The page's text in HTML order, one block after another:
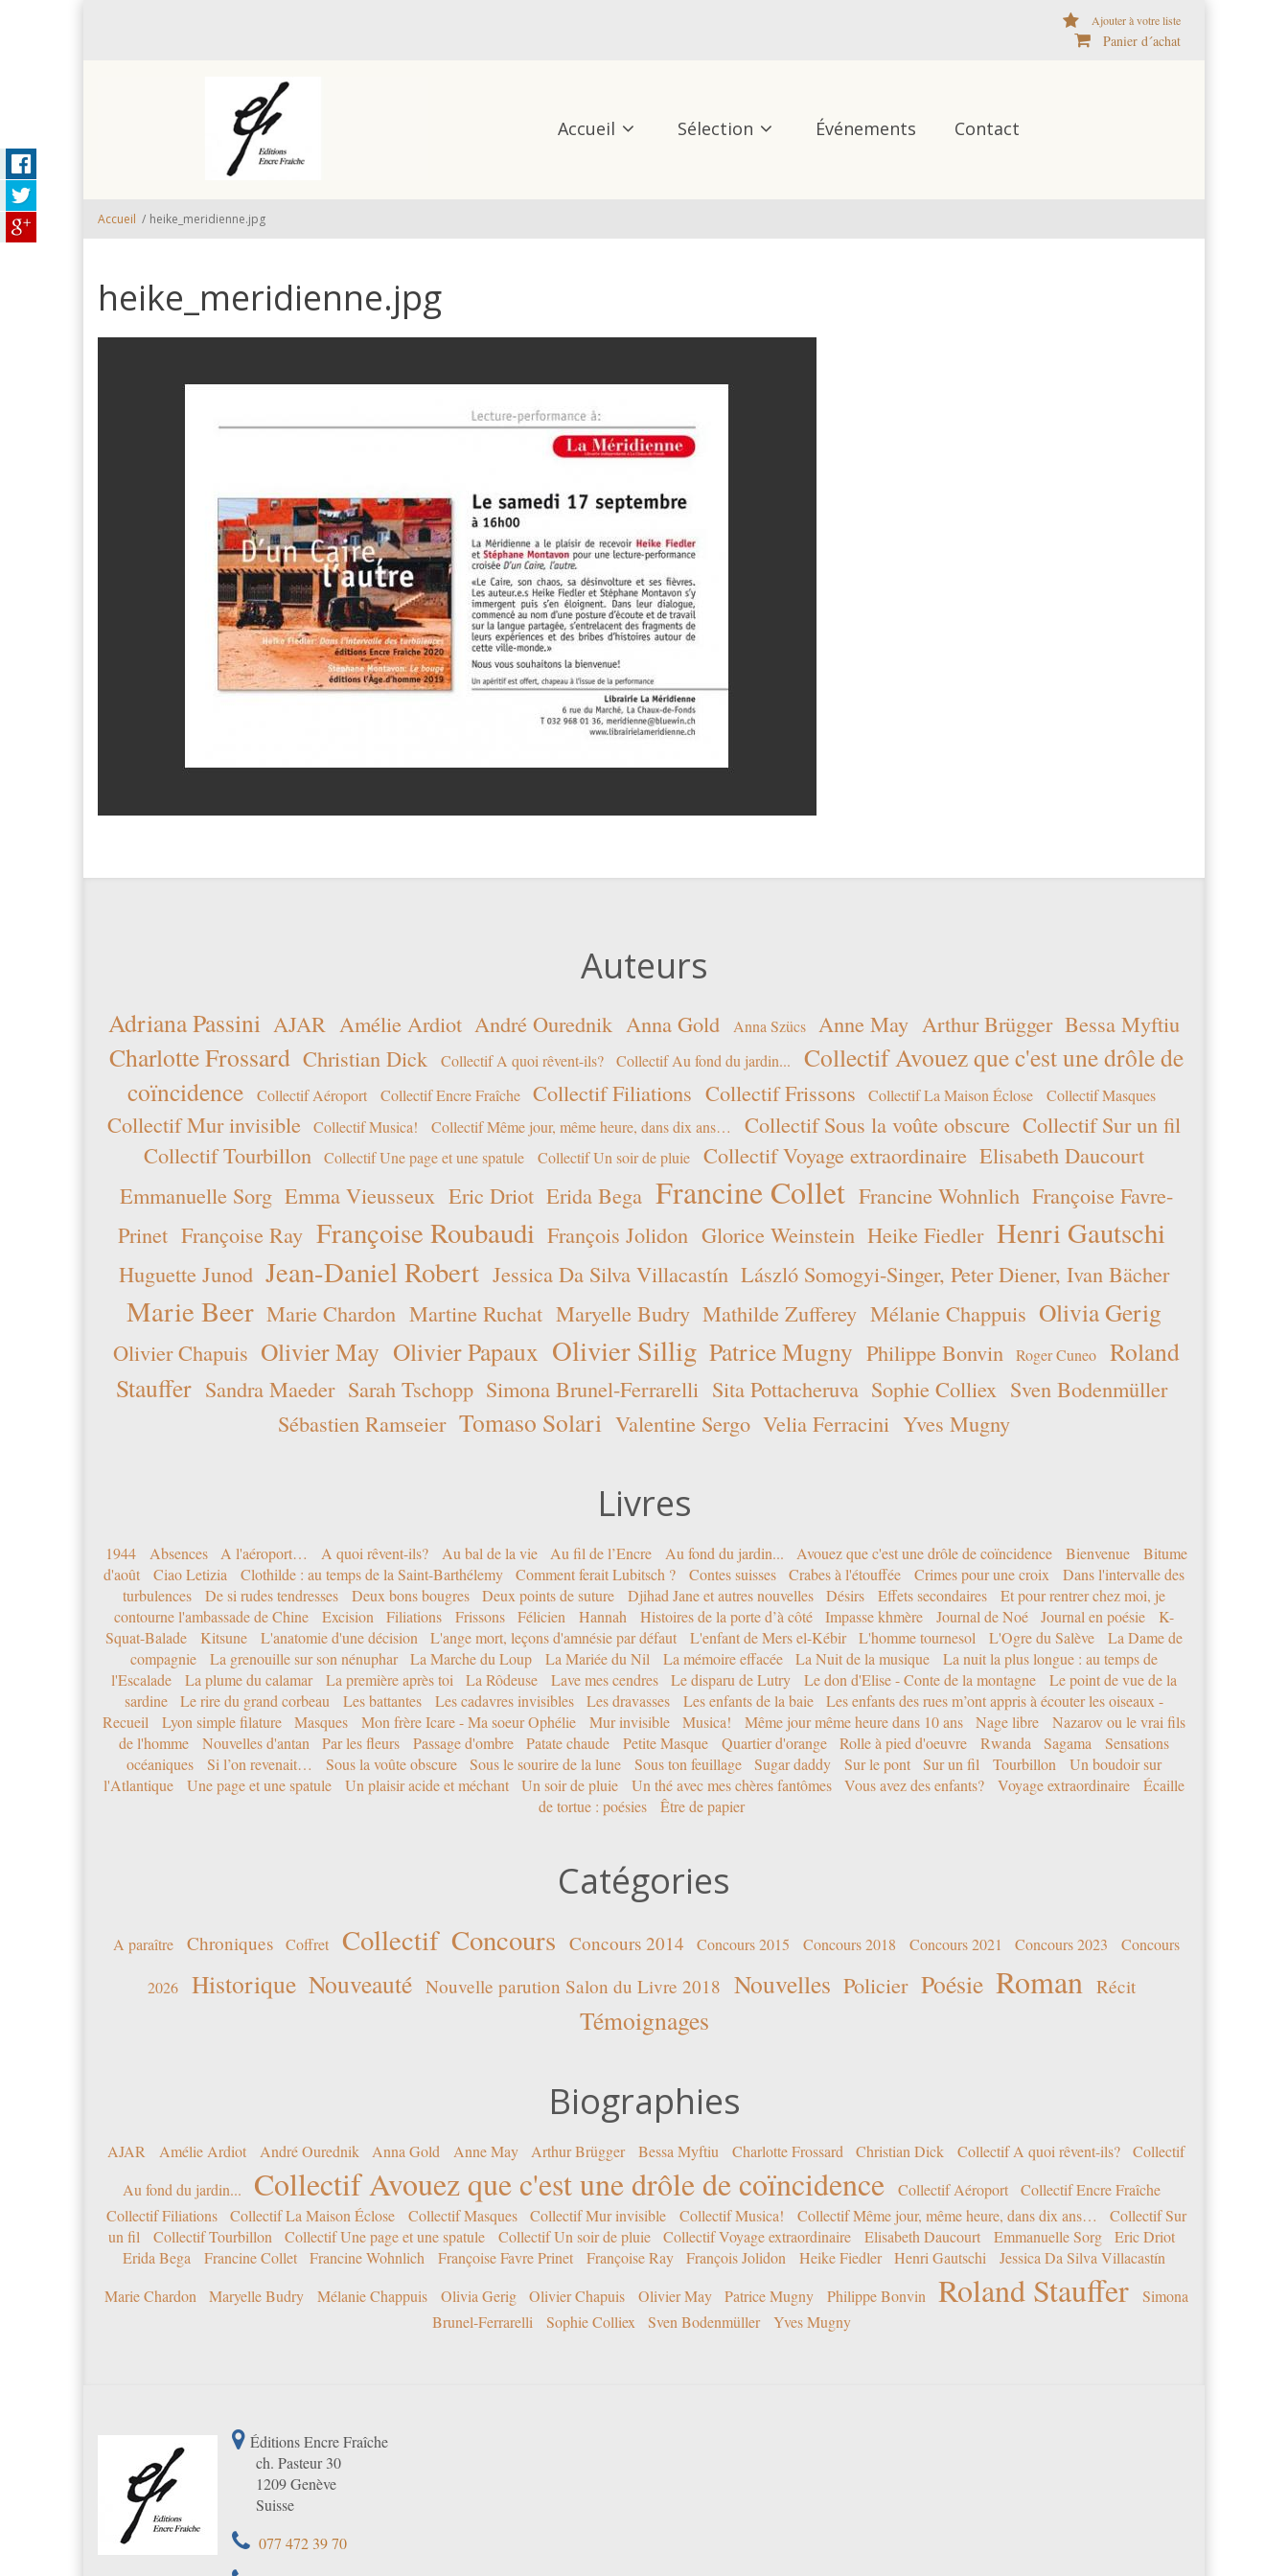
Ajouter à votre liste
Panier d´achat
Accueil Sélection Événements Contact
Accueil / heike_meridienne.jpg
heike_meridienne.jpg
Auteurs
Adriana Passini AJAR Amélie Ardiot André Ourednik Anna Gold Anna Szücs Anne May Arthur Brügger Bessa Myftiu
Charlotte Frossard Christian Dick Collectif A quoi rêvent-ils? Collectif Au fond du jardin...
Collectif Avouez que c'est une drôle de
coïncidence
Collectif Aéroport Collectif Encre Fraîche Collectif Filiations Collectif Frissons Collectif La Maison Éclose Collectif Masques
Collectif Mur invisible Collectif Musica! Collectif Même jour, même heure, dans dix ans… Collectif Sous la voûte obscure Collectif Sur un fil
Collectif Tourbillon
Collectif Une page et une spatule Collectif Un soir de pluie Collectif Voyage extraordinaire Elisabeth Daucourt
Emmanuelle Sorg Emma Vieusseux Eric Driot Erida Bega Francine Collet Francine Wohnlich Françoise Favre-
Prinet Françoise Ray Françoise Roubaudi François Jolidon Glorice Weinstein Heike Fiedler Henri Gautschi
Huguette Junod Jean-Daniel Robert Jessica Da Silva Villacastín László Somogyi-Singer, Peter Diener, Ivan Bächer
Marie Beer Marie Chardon Martine Ruchat Maryelle Budry Mathilde Zufferey Mélanie Chappuis Olivia Gerig
Olivier Chapuis Olivier May Olivier Papaux Olivier Sillig Patrice Mugny Philippe Bonvin Roger Cuneo
Roland
Stauffer Sandra Maeder Sarah Tschopp Simona Brunel-Ferrarelli Sita Pottacheruva Sophie Colliex Sven Bodenmüller
Sébastien Ramseier Tomaso Solari Valentine Sergo Velia Ferracini Yves Mugny
Livres
1944 Absences A l'aéroport… A quoi rêvent-ils? Au bal de la vie Au fil de l’Encre Au fond du jardin... Avouez que c'est une drôle de coïncidence Bienvenue
Bitume
d'août
Ciao Letizia Clothilde : au temps de la Saint-Barthélemy Comment ferait Lubitsch ? Contes suisses Crabes à l'étouffée Crimes pour une croix
Dans l'intervalle des
turbulences
De si rudes tendresses Deux bons bougres Deux points de suture Djihad Jane et autres nouvelles Désirs Effets secondaires
Et pour rentrer chez moi, je
contourne l'ambassade de Chine
Excision Filiations Frissons Félicien Hannah Histoires de la porte d’à côté Impasse khmère Journal de Noé Journal en poésie
K-
Squat-Balade
Kitsune L'anatomie d'une décision L'ange mort, leçons d'amnésie par défaut L'enfant de Mers el-Kébir L'homme tournesol L'Ogre du Salève
La Dame de
compagnie
La grenouille sur son nénuphar La Marche du Loup La Mariée du Nil La mémoire effacée La Nuit de la musique
La nuit la plus longue : au temps de
l'Escalade
La plume du calamar La première après toi La Rôdeuse Lave mes cendres Le disparu de Lutry Le don d'Elise - Conte de la montagne
Le point de vue de la
sardine
Le rire du grand corbeau Les battantes Les cadavres invisibles Les dravasses Les enfants de la baie
Les enfants des rues m’ont appris à écouter les oiseaux -
Recueil
Lyon simple filature Masques Mon frère Icare - Ma soeur Ophélie Mur invisible Musica! Même jour même heure dans 10 ans Nage libre
Nazarov ou le vrai fils
de l'homme
Nouvelles d'antan Par les fleurs Passage d'ombre Patate chaude Petite Masque Quartier d'orange Rolle à pied d'oeuvre Rwanda Sagama
Sensations
océaniques
Si l’on revenait… Sous la voûte obscure Sous le sourire de la lune Sous ton feuillage Sugar daddy Sur le pont Sur un fil Tourbillon
Un boudoir sur
l'Atlantique
Une page et une spatule Un plaisir acide et méchant Un soir de pluie Un thé avec mes chères fantômes Vous avez des enfants? Voyage extraordinaire
Écaille
de tortue : poésies
Être de papier
Catégories
A paraître Chroniques Coffret Collectif Concours Concours 2014 Concours 2015 Concours 2018 Concours 2021 Concours 2023 Concours
2026 Historique Nouveauté Nouvelle parution Salon du Livre 2018 Nouvelles Policier Poésie Roman Récit
Témoignages
Biographies
AJAR Amélie Ardiot André Ourednik Anna Gold Anne May Arthur Brügger Bessa Myftiu Charlotte Frossard Christian Dick Collectif A quoi rêvent-ils?
Collectif
Au fond du jardin...
Collectif Avouez que c'est une drôle de coïncidence Collectif Aéroport
Collectif Encre Fraîche
Collectif Filiations
Collectif La Maison Éclose Collectif Masques Collectif Mur invisible Collectif Musica! Collectif Même jour, même heure, dans dix ans…
Collectif Sur
un fil
Collectif Tourbillon Collectif Une page et une spatule Collectif Un soir de pluie Collectif Voyage extraordinaire Elisabeth Daucourt Emmanuelle Sorg
Eric Driot
Erida Bega
Francine Collet Francine Wohnlich Françoise Favre Prinet Françoise Ray François Jolidon Heike Fiedler Henri Gautschi
Jessica Da Silva Villacastín
Marie Chardon
Maryelle Budry Mélanie Chappuis Olivia Gerig Olivier Chapuis Olivier May Patrice Mugny Philippe Bonvin Roland Stauffer
Simona
Brunel-Ferrarelli
Sophie Colliex Sven Bodenmüller Yves Mugny
Éditions Encre Fraîche
ch. Pasteur 30
1209 Genève
Suisse
077 472 39 70